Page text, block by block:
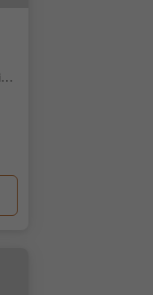
Toblach/Dobbiaco, Dolomites Region 3 Zinnen